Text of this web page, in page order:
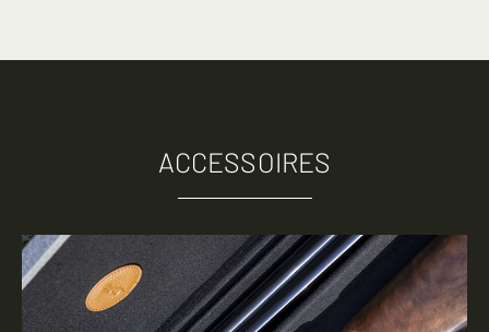
ACCESSOIRES